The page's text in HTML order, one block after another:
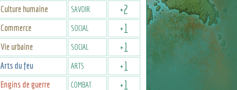
Culture humaine SAVOIR +2
Commerce SOCIAL +1
Vie urbaine SOCIAL +1
Arts du feu ARTS +1
Engins de guerre COMBAT +1